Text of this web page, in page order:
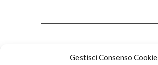
Gestisci Consenso Cookie